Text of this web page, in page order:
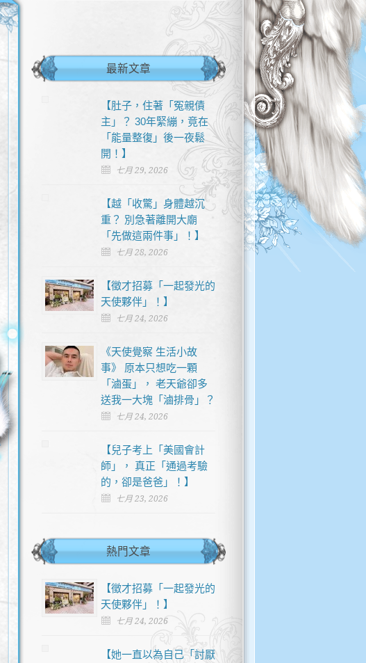
最新文章
【肚子，住著「冤親債
主」？ 30年緊繃，竟在
「能量整復」後一夜鬆
開！】
七月 29, 2026
【越「收驚」身體越沉
重？ 別急著離開大廟
「先做這兩件事」！】
七月 28, 2026
【徵才招募「一起發光的
天使夥伴」！】
七月 24, 2026
《天使覺察 生活小故
事》 原本只想吃一顆
「滷蛋」， 老天爺卻多
送我一大塊「滷排骨」？
七月 24, 2026
【兒子考上「美國會計
師」， 真正「通過考驗
的，卻是爸爸」！】
七月 23, 2026
熱門文章
【徵才招募「一起發光的
天使夥伴」！】
七月 24, 2026
【她一直以為自己「討厭